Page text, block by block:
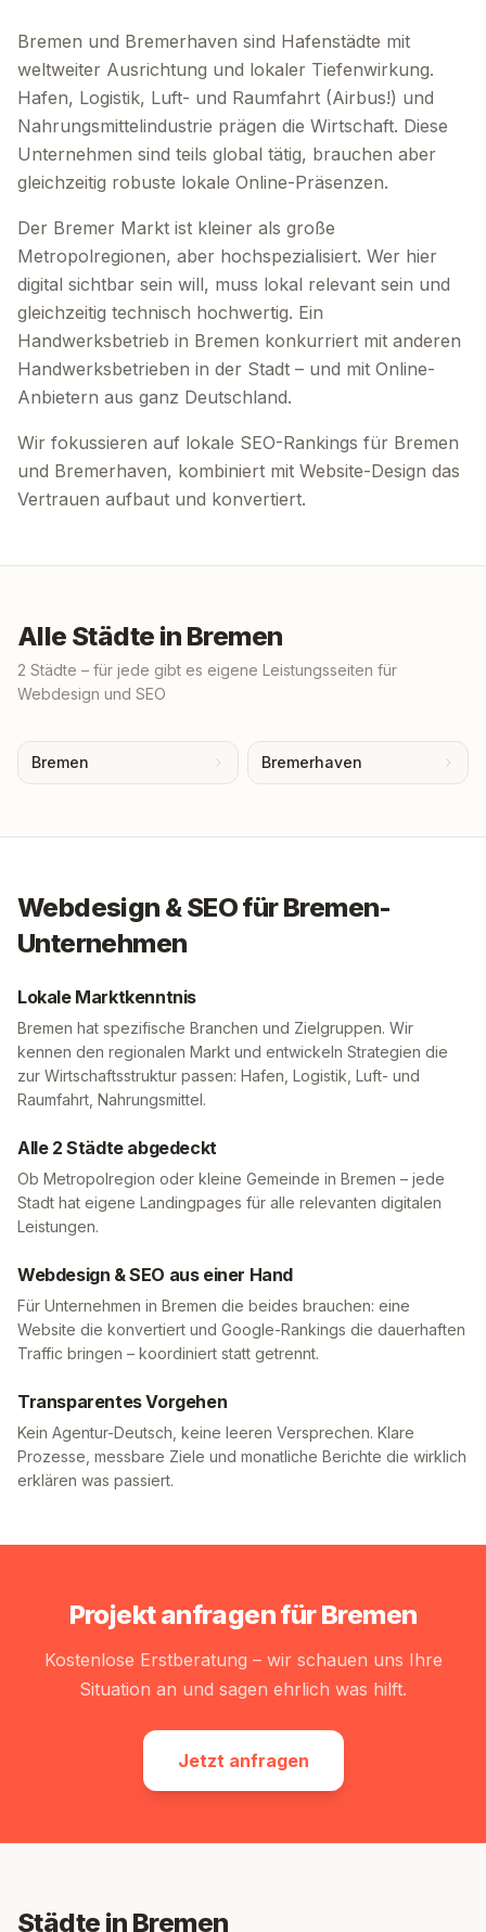
Bremen und Bremerhaven sind Hafenstädte mit
weltweiter Ausrichtung und lokaler Tiefenwirkung.
Hafen, Logistik, Luft- und Raumfahrt (Airbus!) und
Nahrungsmittelindustrie prägen die Wirtschaft. Diese
Unternehmen sind teils global tätig, brauchen aber
gleichzeitig robuste lokale Online-Präsenzen.
Der Bremer Markt ist kleiner als große
Metropolregionen, aber hochspezialisiert. Wer hier
digital sichtbar sein will, muss lokal relevant sein und
gleichzeitig technisch hochwertig. Ein
Handwerksbetrieb in Bremen konkurriert mit anderen
Handwerksbetrieben in der Stadt – und mit Online-
Anbietern aus ganz Deutschland.
Wir fokussieren auf lokale SEO-Rankings für Bremen
und Bremerhaven, kombiniert mit Website-Design das
Vertrauen aufbaut und konvertiert.
Alle Städte in Bremen
2 Städte – für jede gibt es eigene Leistungsseiten für
Webdesign und SEO
Bremen Bremerhaven
Webdesign & SEO fürBremen-
Unternehmen
Lokale Marktkenntnis
Bremen hat spezifische Branchen und Zielgruppen. Wir
kennen den regionalen Markt und entwickeln Strategien die
zur Wirtschaftsstruktur passen: Hafen, Logistik, Luft- und
Raumfahrt, Nahrungsmittel.
Alle 2 Städte abgedeckt
Ob Metropolregion oder kleine Gemeinde in Bremen – jede
Stadt hat eigene Landingpages für alle relevanten digitalen
Leistungen.
Webdesign & SEO aus einer Hand
Für Unternehmen in Bremen die beides brauchen: eine
Website die konvertiert und Google-Rankings die dauerhaften
Traffic bringen – koordiniert statt getrennt.
Transparentes Vorgehen
Kein Agentur-Deutsch, keine leeren Versprechen. Klare
Prozesse, messbare Ziele und monatliche Berichte die wirklich
erklären was passiert.
Projekt anfragen fürBremen
Kostenlose Erstberatung – wir schauen uns Ihre
Situation an und sagen ehrlich was hilft.
Jetzt anfragen
Städte in Bremen